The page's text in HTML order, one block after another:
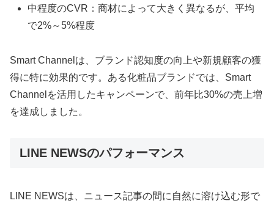
中程度のCVR：商材によって大きく異なるが、平均
で2%～5%程度
Smart Channelは、ブランド認知度の向上や新規顧客の獲
得に特に効果的です。ある化粧品ブランドでは、Smart
Channelを活用したキャンペーンで、前年比30%の売上増
を達成しました。
LINE NEWSのパフォーマンス
LINE NEWSは、ニュース記事の間に自然に溶け込む形で